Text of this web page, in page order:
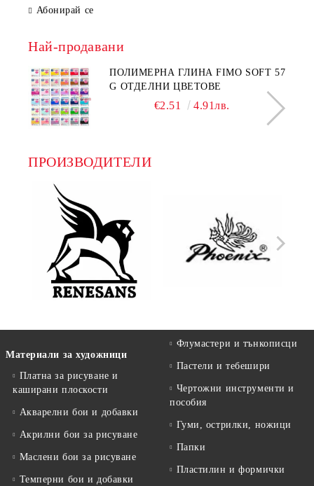
Абонирай се
Най-продавани
ПОЛИМЕРНА ГЛИНА FIMO SOFT 57
G ОТДЕЛНИ ЦВЕТОВЕ
€2.51 4.91лв.
ПРОИЗВОДИТЕЛИ
Материали за художници
Платна за рисуване и
каширани плоскости
Акварелни бои и добавки
Акрилни бои за рисуване
Маслени бои за рисуване
Темперни бои и добавки
Флумастери и тънкописци
Пастели и тебешири
Чертожни инструменти и
пособия
Гуми, острилки, ножици
Папки
Пластилин и формички